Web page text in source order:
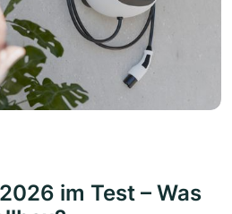
im Test – Was